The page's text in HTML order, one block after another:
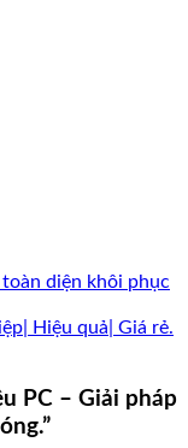
diện khôi phục
Hiệu quả| Giá rẻ.
PC – Giải pháp
”